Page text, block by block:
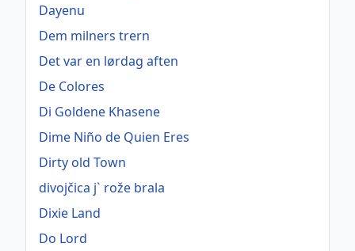
Dayenu
Dem milners trern
Det var en lørdag aften
De Colores
Di Goldene Khasene
Dime Niño de Quien Eres
Dirty old Town
divojčica j` rože brala
Dixie Land
Do Lord